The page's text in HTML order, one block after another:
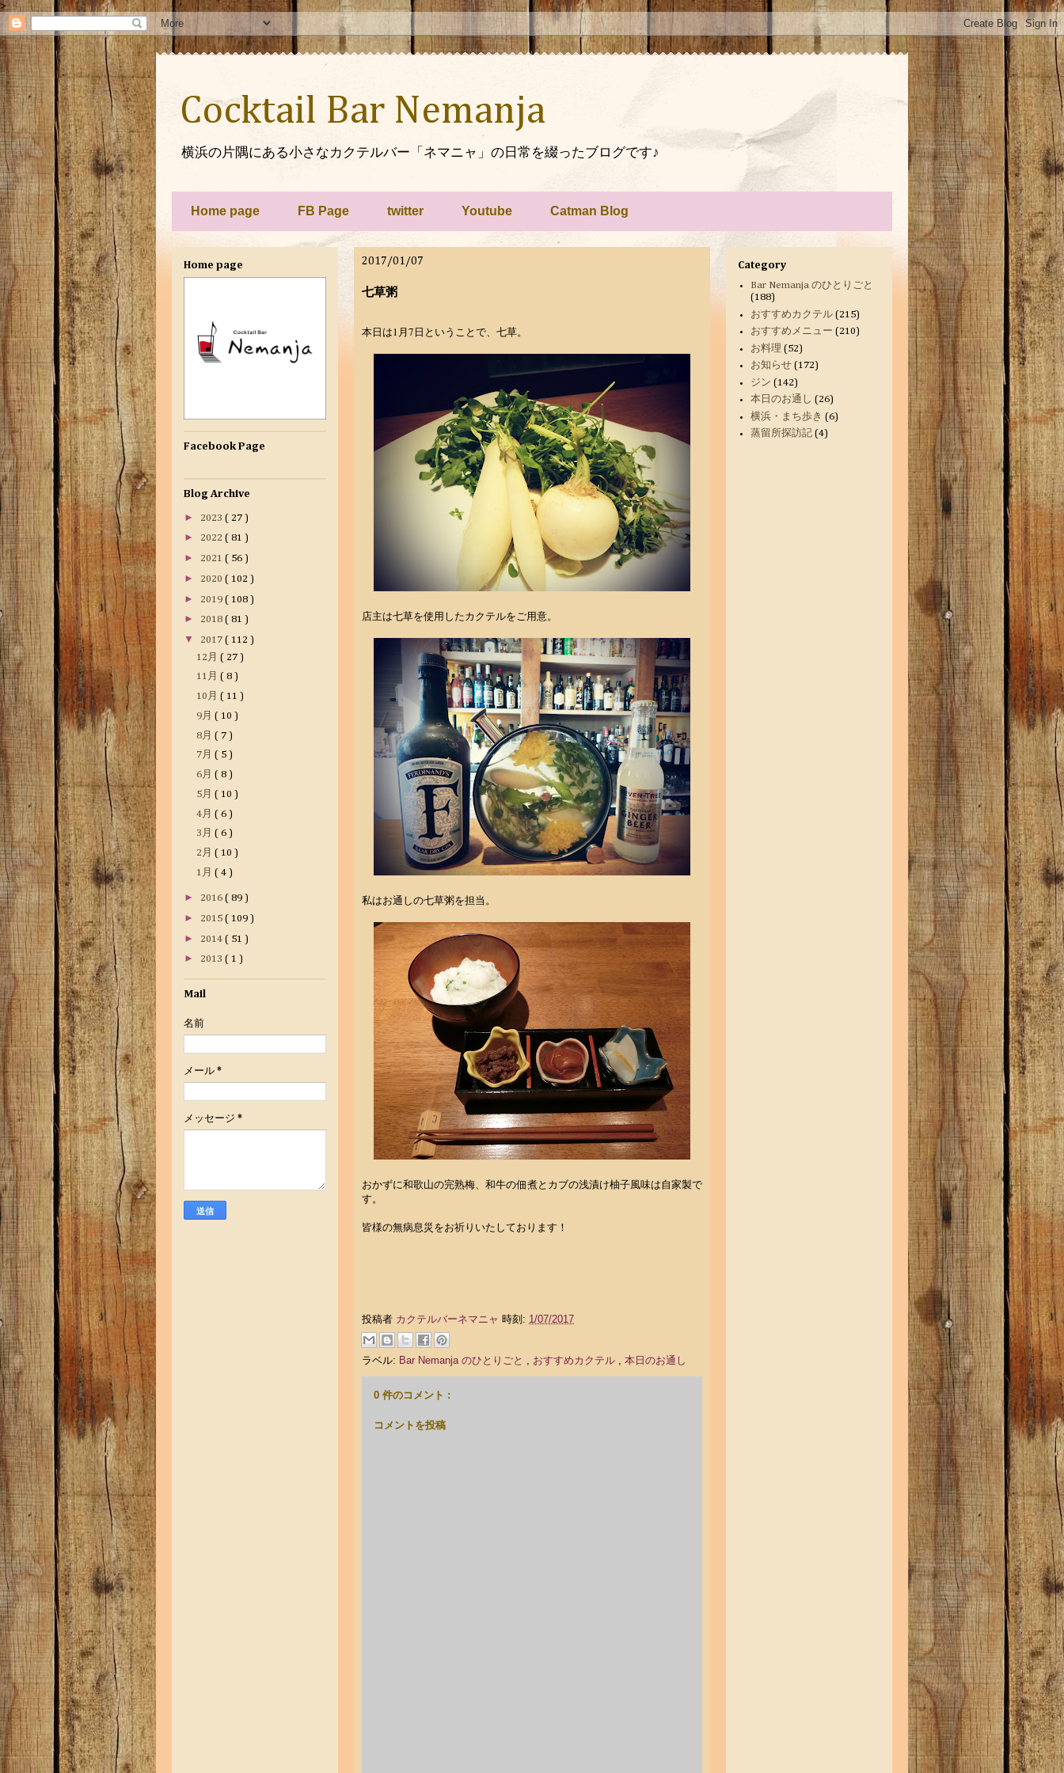
>
Cocktail Bar Nemanja
横浜の片隅にある小さなカクテルバー「ネマニャ」の日常を綴ったブログです♪
Home page FB Page twitter Youtube Catman Blog
2017/01/07
七草粥
本日は1 月 7 日ということで、七草。
店主は七草を使用したカクテルをご用意。
私はお通しの七草粥を担当。
おかずに和歌山の完熟梅、和牛の佃煮とカブの浅漬け柚子風味は自家製で
す。
皆様の無病息災をお祈りいたしております！
投稿者 カクテルバーネマニャ 時刻: 1/07/2017
ラベル: Bar Nemanja のひとりごと , おすすめカクテル , 本日のお通し
0 件のコメント :
コメントを投稿
Home page
Facebook Page
Blog Archive
► 2023 ( 27 )
► 2022 ( 81 )
► 2021 ( 56 )
► 2020 ( 102 )
► 2019 ( 108 )
► 2018 ( 81 )
▼ 2017 ( 112 )
12月 ( 27 )
11月 ( 8 )
10月 ( 11 )
9月 ( 10 )
8月 ( 7 )
7月 ( 5 )
6月 ( 8 )
5月 ( 10 )
4月 ( 6 )
3月 ( 6 )
2月 ( 10 )
1月 ( 4 )
► 2016 ( 89 )
► 2015 ( 109 )
► 2014 ( 51 )
► 2013 ( 1 )
Mail
名前
メール *
メッセージ *
Category
Bar Nemanja のひとりごと
(188)
おすすめカクテル (215)
おすすめメニュー (210)
お料理 (52)
お知らせ (172)
ジン (142)
本日のお通し (26)
横浜・まち歩き (6)
蒸留所探訪記 (4)